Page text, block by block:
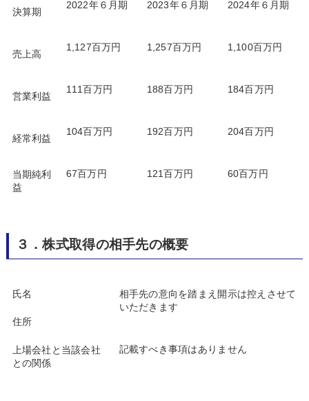
決算期
2022年６月期 2023年６月期 2024年６月期
売上高
1,127百万円 1,257百万円 1,100百万円
営業利益
111百万円 188百万円 184百万円
経常利益
104百万円 192百万円 204百万円
当期純利
益
67百万円 121百万円 60百万円
３．株式取得の相手先の概要
氏名
相手先の意向を踏まえ開示は控えさせて
いただきます
住所
上場会社と当該会社
との関係
記載すべき事項はありません